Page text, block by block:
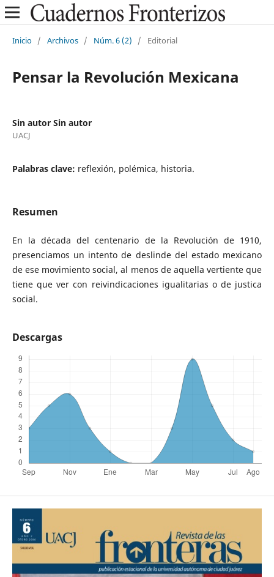
Inicio / Archivos / Núm. 6 (2) / Editorial
Pensar la Revolución Mexicana
Sin autor Sin autor
UACJ
Palabras clave: reflexión, polémica, historia.
Resumen
En la década del centenario de la Revolución de 1910,
presenciamos un intento de deslinde del estado mexicano
de ese movimiento social, al menos de aquella vertiente que
tiene que ver con reivindicaciones igualitarias o de justica
social.
Descargas